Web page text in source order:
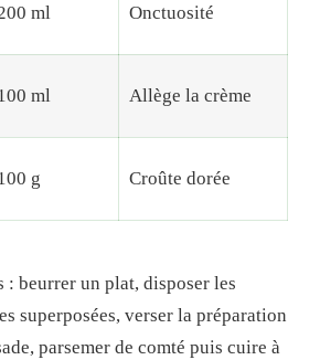
ml Onctuosité
ml Allège la crème
g Croûte dorée
: beurrer un plat, disposer les
superposées, verser la préparation
parsemer de comté puis cuire à